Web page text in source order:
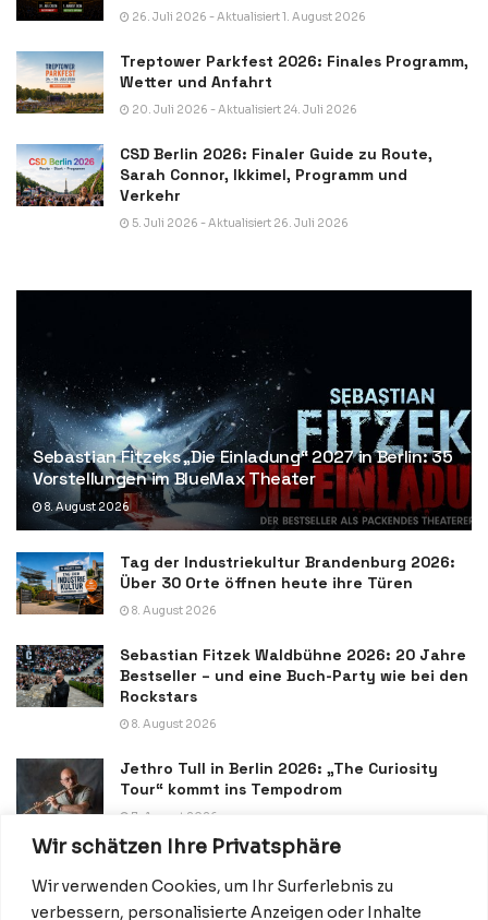
Wir schätzen Ihre Privatsphäre
Wir verwenden Cookies, um Ihr Surferlebnis zu
verbessern, personalisierte Anzeigen oder Inhalte
26. Juli 2026 - Aktualisiert 1. August 2026
Treptower Parkfest 2026: Finales Programm,
Wetter und Anfahrt
20. Juli 2026 - Aktualisiert 24. Juli 2026
CSD Berlin 2026: Finaler Guide zu Route,
Sarah Connor, Ikkimel, Programm und
Verkehr
5. Juli 2026 - Aktualisiert 26. Juli 2026
Sebastian Fitzeks „Die Einladung“ 2027 in Berlin: 35
Vorstellungen im BlueMax Theater
8. August 2026
Tag der Industriekultur Brandenburg 2026:
Über 30 Orte öffnen heute ihre Türen
8. August 2026
Sebastian Fitzek Waldbühne 2026: 20 Jahre
Bestseller – und eine Buch-Party wie bei den
Rockstars
8. August 2026
Jethro Tull in Berlin 2026: „The Curiosity
Tour“ kommt ins Tempodrom
7. August 2026